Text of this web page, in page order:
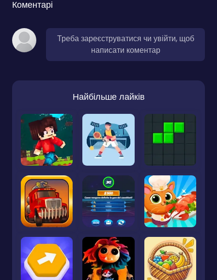
Коментарі
Треба зареєструватися чи увійти, щоб
написати коментар
Найбільше лайків